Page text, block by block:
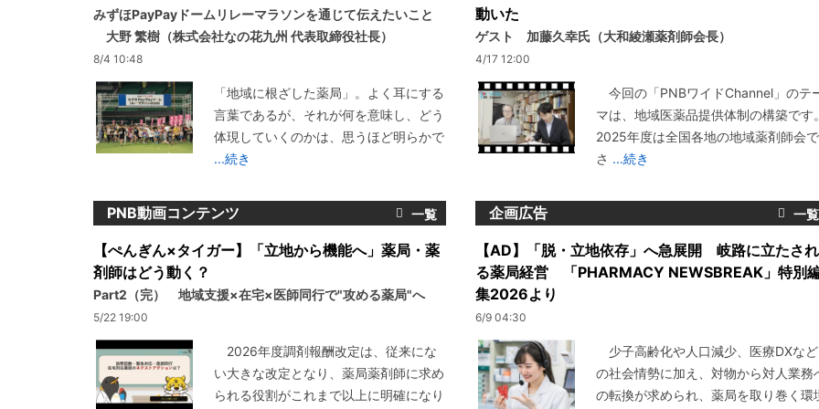
みずほPayPayドームリレーマラソンを通じて伝えたいこと
大野 繁樹（株式会社なの花九州 代表取締役社長）
8/4 10:48
「地域に根ざした薬局」。よく耳にする
言葉であるが、それが何を意味し、どう
体現していくのかは、思うほど明らかで
...続き
動いた
ゲスト 加藤久幸氏（大和綾瀬薬剤師会長）
4/17 12:00
今回の「PNBワイドChannel」のテ
マは、地域医薬品提供体制の構築です。
2025年度は全国各地の地域薬剤師会で
さ ...続き
PNB動画コンテンツ
【ぺんぎん×タイガー】「立地から機能へ」薬局・薬
剤師はどう動く？
Part2（完） 地域支援×在宅×医師同行で"攻める薬局"へ
5/22 19:00
2026年度調剤報酬改定は、従来にな
い大きな改定となり、薬局薬剤師に求め
られる役割がこれまで以上に明確になり
企画広告
【AD】「脱・立地依存」へ急展開 岐路に立たされ
る薬局経営 「PHARMACY NEWSBREAK」特別
集2026より
6/9 04:30
少子高齢化や人口減少、医療DXなど
の社会情勢に加え、対物から対人業務
の転換が求められ、薬局を取り巻く環